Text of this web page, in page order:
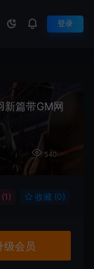
登录
新篇带GM网
540
(1 ) 收藏 (0)
级会员